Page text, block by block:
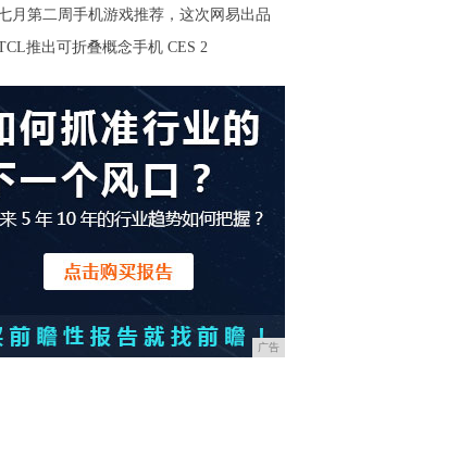
月第二周手机游戏推荐，这次网易出品
推出可折叠概念手机 CES 2
广告